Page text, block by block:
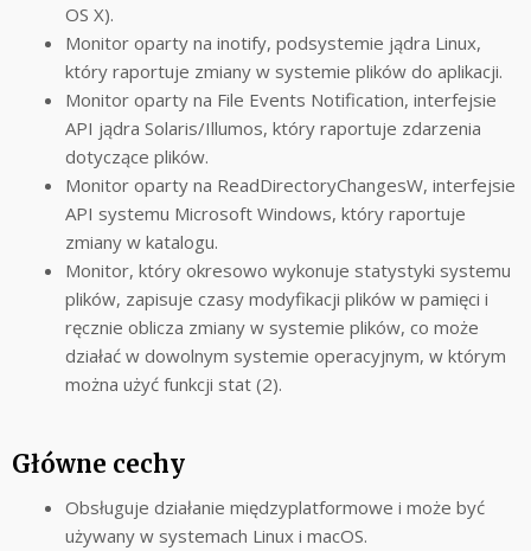
OS X).
Monitor oparty na inotify, podsystemie jądra Linux,
który raportuje zmiany w systemie plików do aplikacji.
Monitor oparty na File Events Notification, interfejsie
API jądra Solaris/Illumos, który raportuje zdarzenia
dotyczące plików.
Monitor oparty na ReadDirectoryChangesW, interfejsie
API systemu Microsoft Windows, który raportuje
zmiany w katalogu.
Monitor, który okresowo wykonuje statystyki systemu
plików, zapisuje czasy modyfikacji plików w pamięci i
ręcznie oblicza zmiany w systemie plików, co może
działać w dowolnym systemie operacyjnym, w którym
można użyć funkcji stat (2).
Główne cechy
Obsługuje działanie międzyplatformowe i może być
używany w systemach Linux i macOS.